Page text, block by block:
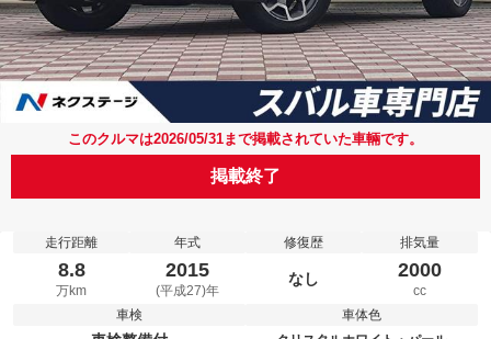
このクルマは2026/05/31まで掲載されていた車輛です。
掲載終了
走行距離
8.8
万km
年式
2015
(平成27)年
修復歴
なし
排気量
2000
cc
車検
車体色